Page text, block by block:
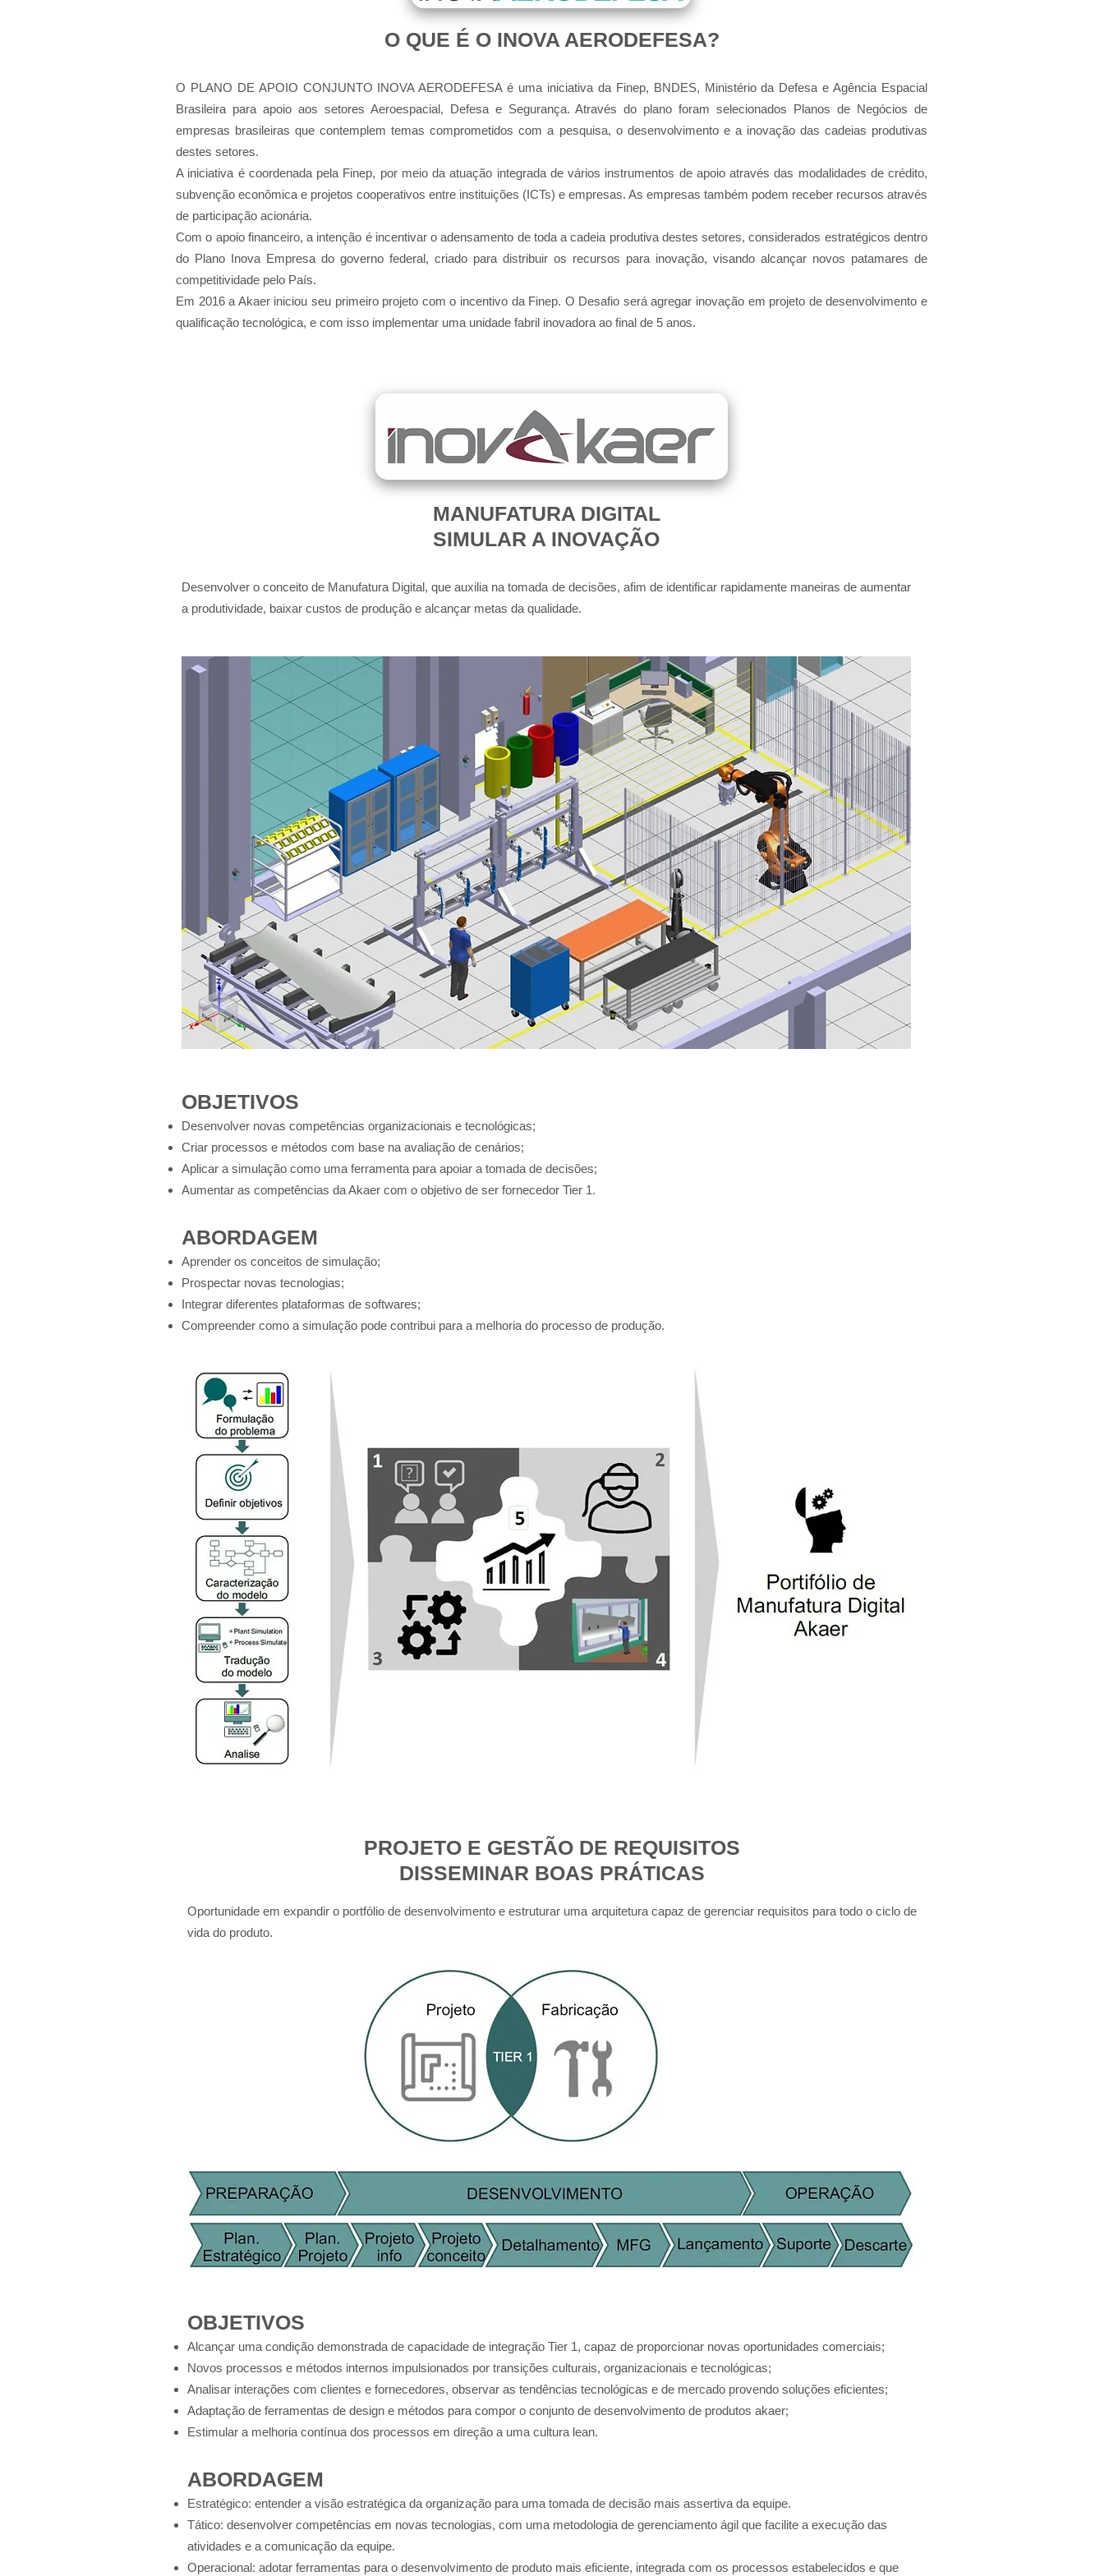
O QUE É O INOVA AERODEFESA?
O PLANO DE APOIO CONJUNTO INOVA AERODEFESA é uma iniciativa da Finep, BNDES, Ministério da Defesa e Agência Espacial
Brasileira para apoio aos setores Aeroespacial, Defesa e Segurança. Através do plano foram selecionados Planos de Negócios de
empresas brasileiras que contemplem temas comprometidos com a pesquisa, o desenvolvimento e a inovação das cadeias produtivas
destes setores.
A iniciativa é coordenada pela Finep, por meio da atuação integrada de vários instrumentos de apoio através das modalidades de crédito,
subvenção econômica e projetos cooperativos entre instituições (ICTs) e empresas. As empresas também podem receber recursos através
de participação acionária.
Com o apoio financeiro, a intenção é incentivar o adensamento de toda a cadeia produtiva destes setores, considerados estratégicos dentro
do Plano Inova Empresa do governo federal, criado para distribuir os recursos para inovação, visando alcançar novos patamares de
competitividade pelo País.
Em 2016 a Akaer iniciou seu primeiro projeto com o incentivo da Finep. O Desafio será agregar inovação em projeto de desenvolvimento e
qualificação tecnológica, e com isso implementar uma unidade fabril inovadora ao final de 5 anos.
MANUFATURA DIGITAL
SIMULAR A INOVAÇÃO
Desenvolver o conceito de Manufatura Digital, que auxilia na tomada de decisões, afim de identificar rapidamente maneiras de aumentar
a produtividade, baixar custos de produção e alcançar metas da qualidade.
OBJETIVOS
Desenvolver novas competências organizacionais e tecnológicas;
Criar processos e métodos com base na avaliação de cenários;
Aplicar a simulação como uma ferramenta para apoiar a tomada de decisões;
Aumentar as competências da Akaer com o objetivo de ser fornecedor Tier 1.
ABORDAGEM
Aprender os conceitos de simulação;
Prospectar novas tecnologias;
Integrar diferentes plataformas de softwares;
Compreender como a simulação pode contribui para a melhoria do processo de produção.
PROJETO E GESTÃO DE REQUISITOS
DISSEMINAR BOAS PRÁTICAS
Oportunidade em expandir o portfólio de desenvolvimento e estruturar uma arquitetura capaz de gerenciar requisitos para todo o ciclo de
vida do produto.
OBJETIVOS
Alcançar uma condição demonstrada de capacidade de integração Tier 1, capaz de proporcionar novas oportunidades comerciais;
Novos processos e métodos internos impulsionados por transições culturais, organizacionais e tecnológicas;
Analisar interações com clientes e fornecedores, observar as tendências tecnológicas e de mercado provendo soluções eficientes;
Adaptação de ferramentas de design e métodos para compor o conjunto de desenvolvimento de produtos akaer;
Estimular a melhoria contínua dos processos em direção a uma cultura lean.
ABORDAGEM
Estratégico: entender a visão estratégica da organização para uma tomada de decisão mais assertiva da equipe.
Tático: desenvolver competências em novas tecnologias, com uma metodologia de gerenciamento ágil que facilite a execução das
atividades e a comunicação da equipe.
Operacional: adotar ferramentas para o desenvolvimento de produto mais eficiente, integrada com os processos estabelecidos e que